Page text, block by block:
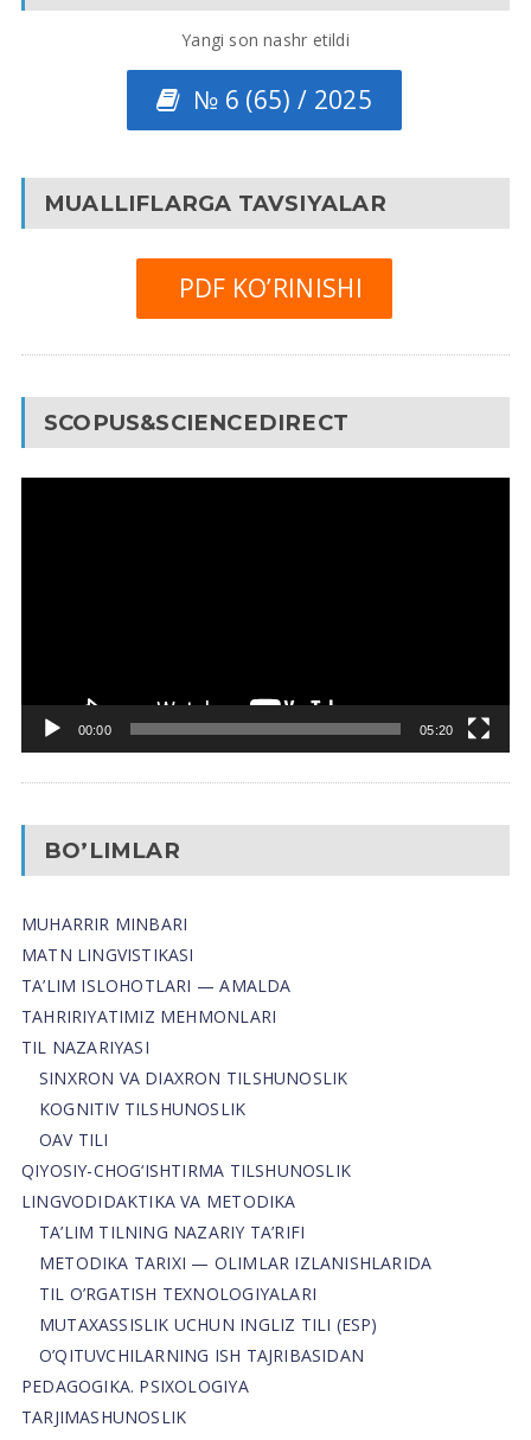
Yangi son nashr etildi
№ 6 (65) / 2025
MUALLIFLARGA TAVSIYALAR
PDF KO’RINISHI
SCOPUS&SCIENCEDIRECT
00:00 05:20
BO’LIMLAR
MUHARRIR MINBARI
MATN LINGVISTIKASI
TA’LIM ISLOHOTLARI — AMALDA
TAHRIRIYATIMIZ MEHMONLARI
TIL NAZARIYASI
SINXRON VA DIAXRON TILSHUNOSLIK
KOGNITIV TILSHUNOSLIK
OAV TILI
QIYOSIY-CHOG‘ISHTIRMA TILSHUNOSLIK
LINGVODIDAKTIKA VA METODIKA
TA’LIM TILNING NAZARIY TA’RIFI
METODIKA TARIXI — OLIMLAR IZLANISHLARIDA
TIL O’RGATISH TEXNOLOGIYALARI
MUTAXASSISLIK UCHUN INGLIZ TILI (ESP)
O’QITUVCHILARNING ISH TAJRIBASIDAN
PEDAGOGIKA. PSIXOLOGIYA
TARJIMASHUNOSLIK